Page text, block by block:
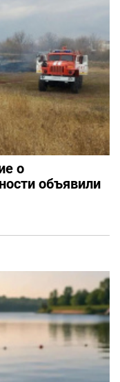
о
объявили